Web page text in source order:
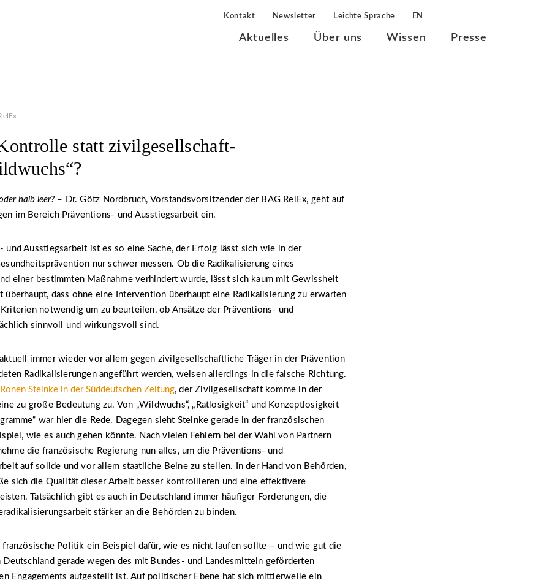
Kontakt Newsletter Leichte Sprache EN
Aktuelles Über uns Wissen Presse
statt zivilgesellschaft-
halb leer? – Dr. Götz Nordbruch, Vorstandsvorsitzender der BAG RelEx, geht auf
im Bereich Präventions- und Ausstiegsarbeit ein.
und Ausstiegsarbeit ist es so eine Sache, der Erfolg lässt sich wie in der
nur schwer messen. Ob die Radikalisierung eines
einer bestimmten Maßnahme verhindert wurde, lässt sich kaum mit Gewissheit
überhaupt, dass ohne eine Intervention überhaupt eine Radikalisierung zu erwarten
notwendig um zu beurteilen, ob Ansätze der Präventions- und
sinnvoll und wirkungsvoll sind.
immer wieder vor allem gegen zivilgesellschaftliche Träger in der Prävention
Radikalisierungen angeführt werden, weisen allerdings in die falsche Richtung.
Ronen Steinke in der Süddeutschen Zeitung, der Zivilgesellschaft komme in der
zu große Bedeutung zu. Von „Wildwuchs“, „Ratlosigkeit“ und Konzeptlosigkeit
war hier die Rede. Dagegen sieht Steinke gerade in der französischen
wie es auch gehen könnte. Nach vielen Fehlern bei der Wahl von Partnern
die französische Regierung nun alles, um die Präventions- und
auf solide und vor allem staatliche Beine zu stellen. In der Hand von Behörden,
sich die Qualität dieser Arbeit besser kontrollieren und eine effektivere
Tatsächlich gibt es auch in Deutschland immer häufiger Forderungen, die
stärker an die Behörden zu binden.
französische Politik ein Beispiel dafür, wie es nicht laufen sollte – und wie gut die
Deutschland gerade wegen des mit Bundes- und Landesmitteln geförderten
Engagements aufgestellt ist. Auf politischer Ebene hat sich mittlerweile ein